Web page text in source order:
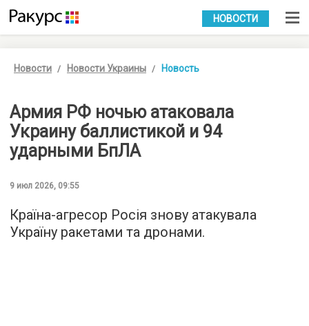
УКР РУС
НОВОСТИ
Новости Новости Украины Новость
Армия РФ ночью атаковала
Украину баллистикой и 94
ударными БпЛА
9 июл 2026, 09:55
Країна-агресор Росія знову атакувала
Україну ракетами та дронами.